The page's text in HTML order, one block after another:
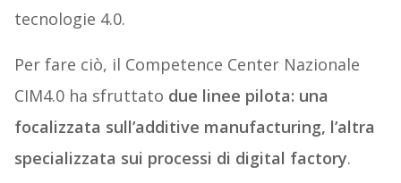
tecnologie 4.0.
Per fare ciò, il Competence Center Nazionale
CIM4.0 ha sfruttato due linee pilota: una
focalizzata sull’additive manufacturing, l’altra
specializzata sui processi di digital factory.